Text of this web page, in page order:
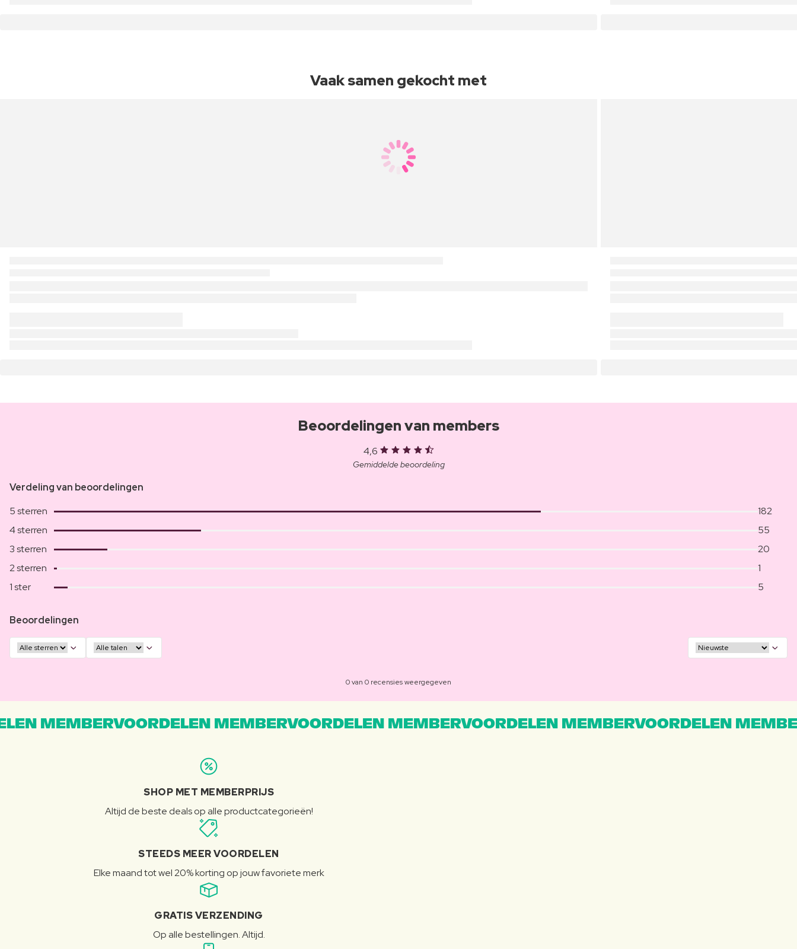
Vaak samen gekocht met
Beoordelingen van members
4,6
Gemiddelde beoordeling
Verdeling van beoordelingen
5 sterren
182
4 sterren
55
3 sterren
20
2 sterren
1
1 ster
5
Beoordelingen
0 van 0 recensies weergegeven
MEMBERVOORDELEN MEMBERVOORDELEN MEMBERVOORDELEN MEMBERVOORDELEN
SHOP MET MEMBERPRIJS
Altijd de beste deals op alle productcategorieën!
STEEDS MEER VOORDELEN
Elke maand tot wel 20% korting op jouw favoriete merk
GRATIS VERZENDING
Op alle bestellingen. Altijd.